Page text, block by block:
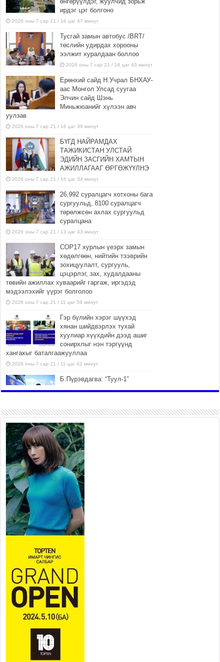
ирдэг цэг болгоно
2026 оны 7 сар 21 / 16 цаг 47 минут
Тусгай замын автобус /BRT/
төслийн удирдах хорооны
ээлжит хуралдаан боллоо
2026 оны 7 сар 21 / 16 цаг 43 минут
Ерөнхий сайд Н.Учрал БНХАУ-
аас Монгол Улсад суугаа
Элчин сайд Шэнь
Миньжюанийг хүлээн авч
уулзав
2026 оны 7 сар 21 / 16 цаг 39 минут
БҮГД НАЙРАМДАХ
ТАЖИКИСТАН УЛСТАЙ
ЭДИЙН ЗАСГИЙН ХАМТЫН
АЖИЛЛАГААГ ӨРГӨЖҮҮЛНЭ
2026 оны 7 сар 21 / 16 цаг 34 минут
26,992 суралцагч хотхоны бага
сургуульд, 8100 суралцагч
төрөлжсөн ахлах сургуульд
суралцана
2026 оны 7 сар 21 / 13 цаг 43 минут
COP17 хурлын үеэрх замын
хөдөлгөөн, нийтийн тээврийн
зохицуулалт, сургууль,
цэцэрлэг, зах, худалдааны
төвийн ажиллах хуваарийг гаргаж, иргэдэд
мэдээлэхийг үүрэг болголоо
2026 оны 7 сар 21 / 11 цаг 59 минут
Гэр бүлийн хэрэг шүүхэд
хянан шийдвэрлэх тухай
хуулиар хүүхдийн дээд ашиг
сонирхлыг нэн тэргүүнд
хангахыг баталгаажууллаа
2026 оны 7 сар 21 / 11 цаг 42 минут
Б.Пүрэвдагва: “Туул-1”
2026 оны 7 сар 21 / 10 цаг 15 минут
НИЙСЛЭЛ, АЙМГИЙН
УДИРДЛАГУУДЫН АЖЛЫГ
ХҮНД СУРТЛЫГ БУУРУУЛЖ,
ИРГЭД, АЖ АХУЙН НЭГЖИЙН
АЧААГ ХЭРХЭН ХӨНГӨЛСНӨӨР ДҮГНЭНЭ
2026 оны 7 сар 21 / 10 цаг 09 минут
Байнгын хорооны дарга
М.Мандхай Цөлжилттэй
тэмцэх тухай НҮБ-ын
конвенцын талуудын 17 дугаар
бага хурал (СОР17)-ын бэлтгэл ажлын явцтай
танилцлаа
2026 оны 7 сар 21 / 10 цаг 03 минут
Б.Пүрэвдагва: Бүтээн байгуулалтын аливаа
ажил инженерийн хангамжийн байгууллагуудын
уялдаа холбоогүйгээс саатах ёсгүй
2026 оны 7 сар 20 / 17 цаг 21 минут
“Сэлбэ 20 минутын хот” төслийн анхны 12
давхар барилгын үндсэн карказ, цутгалтын ажил
2026 оны 7 сар 20 / 17 цаг 17 минут
Мопед, скүүтер, тэдгээртэй адилтгах үзүүлэлт
бүхий тээврийн хэрэгсэлтэй холбоотой